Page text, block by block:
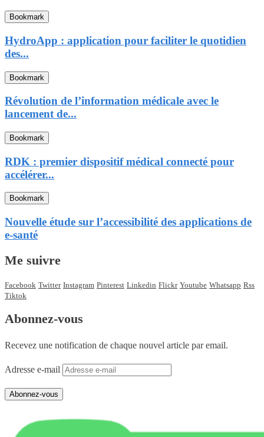
Bookmark
HydroApp : application pour faciliter le quotidien
des...
Bookmark
Révolution de l’information médicale avec le
lancement de...
Bookmark
RDK : premier dispositif médical connecté pour
accélérer...
Bookmark
Nouvelle étude sur l’accessibilité des applications de
e-santé
Me suivre
Facebook Twitter Instagram Pinterest Linkedin Flickr Youtube Whatsapp Rss
Tiktok
Abonnez-vous
Recevez une notification de chaque nouvel article par email.
Adresse e-mail
Abonnez-vous